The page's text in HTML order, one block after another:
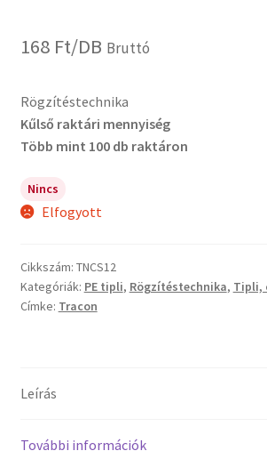
168 Ft/DB Bruttó
Rögzítéstechnika
Kűlső raktári mennyiség
Több mint 100 db raktáron
Nincs
Elfogyott
Cikkszám: TNCS12
Kategóriák: PE tipli, Rögzítéstechnika, Tipli,
Címke: Tracon
Leírás
További információk